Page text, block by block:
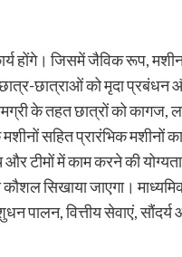
होंगे। जिसमें जैविक रूप, मशीन
छात्राओं को मृदा प्रबंधन
के तहत छात्रों को कागज,
सहित प्रारंभिक मशीनों
टीमों में काम करने की
सिखाया जाएगा।
पालन, वित्तीय सेवाएं,